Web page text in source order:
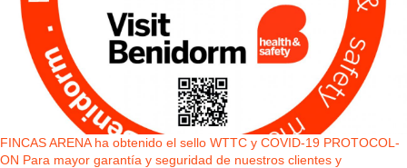
FINCAS ARENA ha obtenido el sello WTTC y COVID-19 PROTOCOL-
ON Para mayor garantía y seguridad de nuestros clientes y